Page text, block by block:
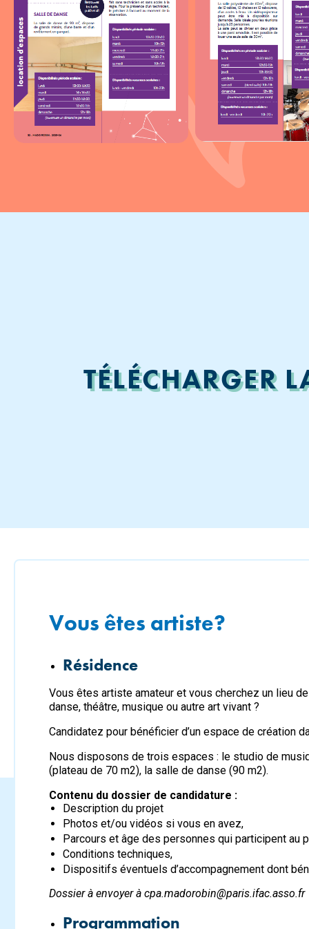
TÉLÉCHARGER
Vous êtes artiste?
Résidence
Vous êtes artiste amateur et vous cherchez un lieu
danse, théâtre, musique ou autre art vivant ?
Candidatez pour bénéficier d’un espace de création
Nous disposons de trois espaces : le studio de
(plateau de 70 m2), la salle de danse (90 m2).
Contenu du dossier de candidature :
Description du projet
Photos et/ou vidéos si vous en avez,
Parcours et âge des personnes qui participent au
Conditions techniques,
Dispositifs éventuels d’accompagnement dont
Dossier à envoyer à cpa.madorobin@paris.ifac.asso.fr
Programmation